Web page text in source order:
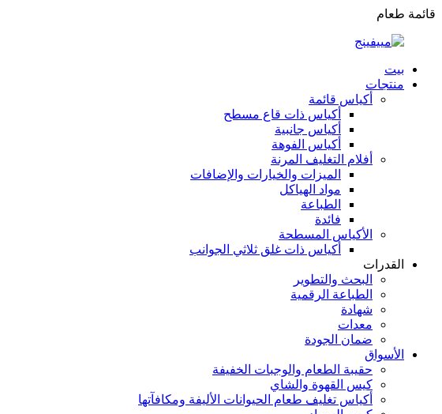
قائمة طعام
بيت
منتجات
أكياس قائمة
أكياس ذات قاع مسطح
أكياس جانبية
أكياس الفوهة
أفلام التغليف المرنة
الميزات والخيارات والإضافات
مواد الهياكل
الطباعة
فائدة
الأكياس المسطحة
أكياس ذات غلق ثلاثي الجوانب
القدرات
البحث والتطوير
الطباعة الرقمية
شهادة
معدات
ضمان الجودة
الأسواق
حقيبة الطعام والوجبات الخفيفة
كيس القهوة والشاي
أكياس تغليف طعام الحيوانات الأليفة ومكافآتها